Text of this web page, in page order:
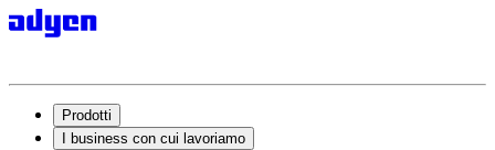
Prodotti
I business con cui lavoriamo